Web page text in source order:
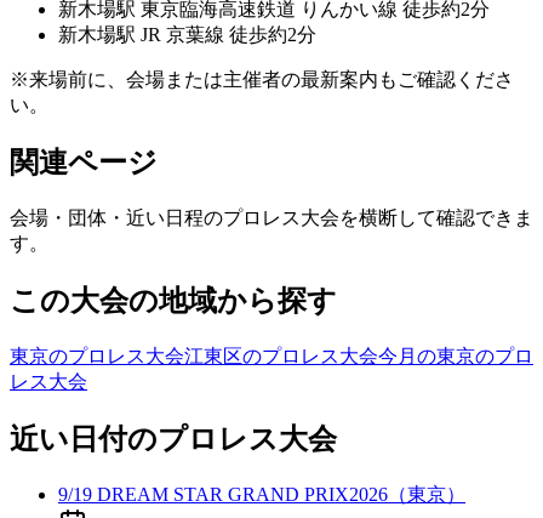
新木場駅 東京臨海高速鉄道 りんかい線 徒歩約2分
新木場駅 JR 京葉線 徒歩約2分
※来場前に、会場または主催者の最新案内もご確認くださ
い。
関連ページ
会場・団体・近い日程のプロレス大会を横断して確認できま
す。
この大会の地域から探す
東京のプロレス大会江東区のプロレス大会今月の東京のプロ
レス大会
近い日付のプロレス大会
9/19 DREAM STAR GRAND PRIX2026（東京）